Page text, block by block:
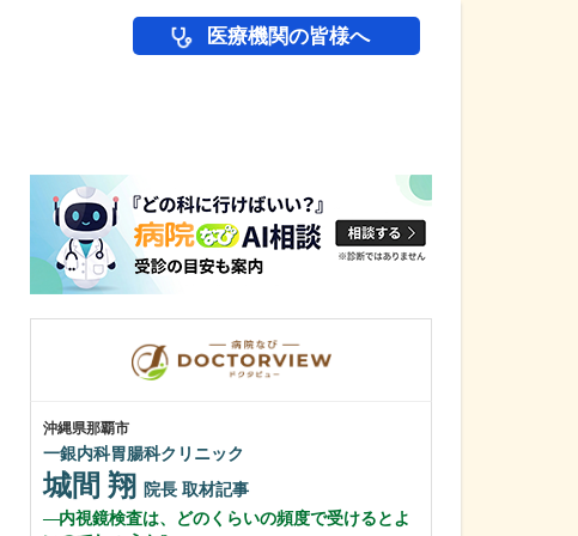
医療機関の皆様へ
沖縄県那覇市
一銀内科胃腸科クリニック
城間 翔 院長 取材記事
内視鏡検査は、どのくらいの頻度で受けるとよ